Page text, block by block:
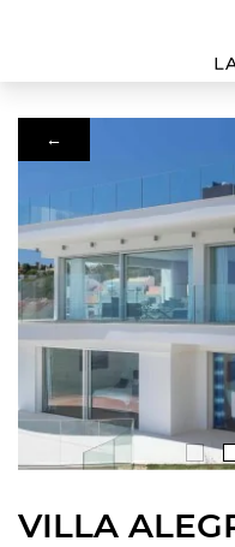
←
VILLA